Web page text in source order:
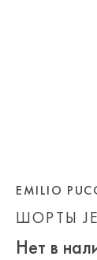
ШОРТЫ
EMILIO
Нет в